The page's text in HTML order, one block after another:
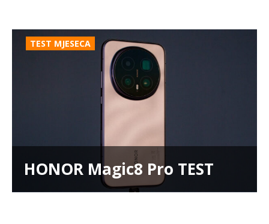
TEST MJESECA
HONOR Magic8 Pro TEST